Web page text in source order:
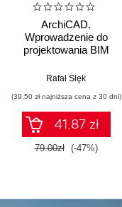
ArchiCAD.
Wprowadzenie do
projektowania BIM
Rafał Ślęk
(39,50 zł najniższa cena z 30 dni)
41.87 zł
79.00zł (-47%)